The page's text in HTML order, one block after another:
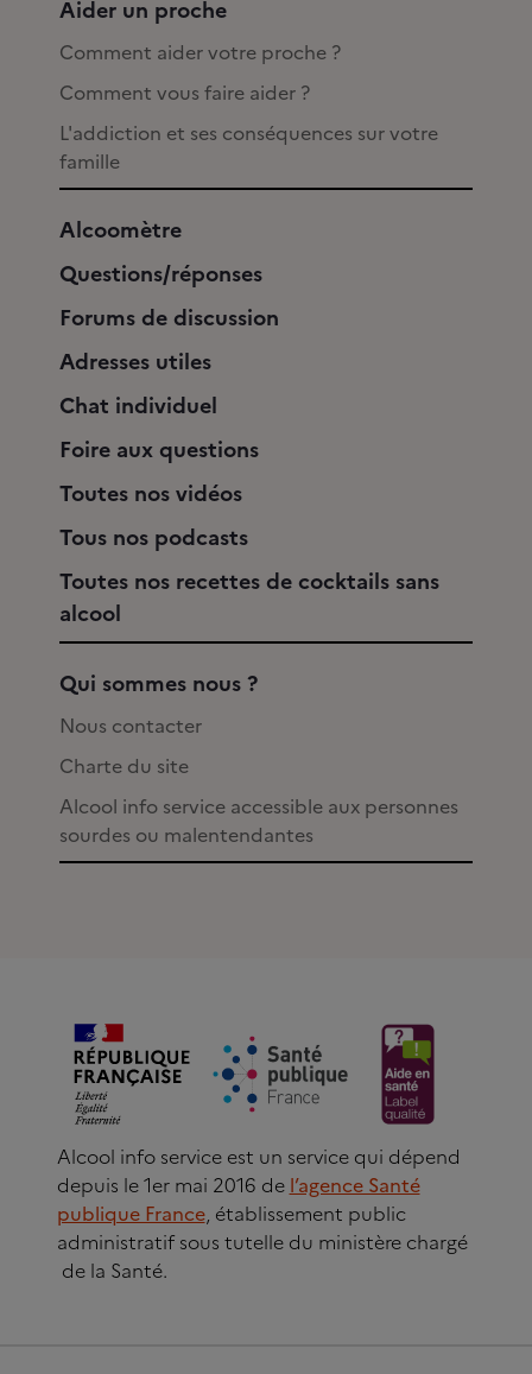
Aider un proche
Comment aider votre proche ?
Comment vous faire aider ?
L'addiction et ses conséquences sur votre
famille
Alcoomètre
Questions/réponses
Forums de discussion
Adresses utiles
Chat individuel
Foire aux questions
Toutes nos vidéos
Tous nos podcasts
Toutes nos recettes de cocktails sans
alcool
Qui sommes nous ?
Nous contacter
Charte du site
Alcool info service accessible aux personnes
sourdes ou malentendantes
Alcool info service est un service qui dépend
depuis le 1er mai 2016 de l’agence Santé
publique France, établissement public
administratif sous tutelle du ministère chargé
de la Santé.